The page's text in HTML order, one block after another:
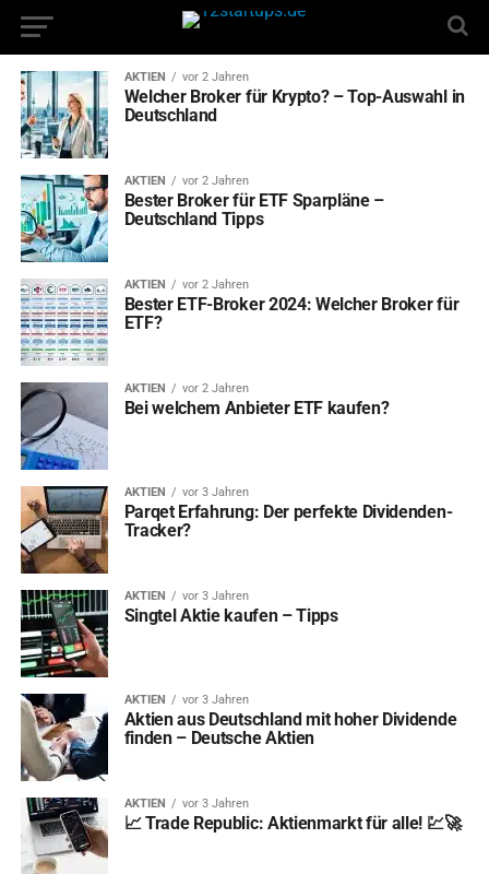
AKTIEN vor 2 Jahren
Welcher Broker für Krypto? – Top-Auswahl in
Deutschland
AKTIEN vor 2 Jahren
Bester Broker für ETF Sparpläne –
Deutschland Tipps
AKTIEN vor 2 Jahren
Bester ETF-Broker 2024: Welcher Broker für
ETF?
AKTIEN vor 2 Jahren
Bei welchem Anbieter ETF kaufen?
AKTIEN vor 3 Jahren
Parqet Erfahrung: Der perfekte Dividenden-
Tracker?
AKTIEN vor 3 Jahren
Singtel Aktie kaufen – Tipps
AKTIEN vor 3 Jahren
Aktien aus Deutschland mit hoher Dividende
finden – Deutsche Aktien
AKTIEN vor 3 Jahren
📈 Trade Republic: Aktienmarkt für alle! 💹🚀